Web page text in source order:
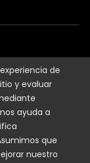
de
y evaluar
ayuda a
que
nuestro